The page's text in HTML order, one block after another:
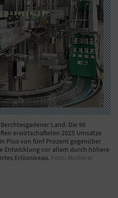
Land: Die 96
erwirtschafteten 2025 Umsätze
Plus von fünf Prozent gegenüber
Entwicklung vor allem durch höhere
Erlösniveau. Foto: Molkerei